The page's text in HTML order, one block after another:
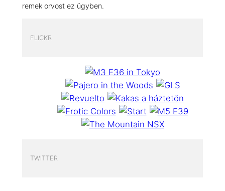
remek orvost ez ügyben.
FLICKR
TWITTER